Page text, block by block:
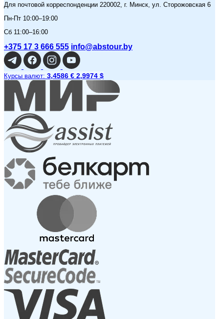
Для почтовой корреспонденции 220002, г. Минск, ул. Сторожовская 6
Пн-Пт 10:00–19:00
Сб 11:00–16:00
+375 17 3 666 555 info@abstour.by
Курсы валют: 3,4586 € 2,9974 $